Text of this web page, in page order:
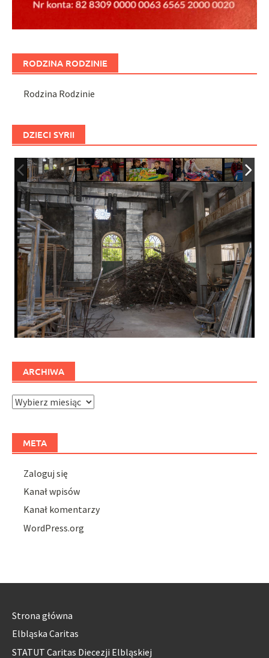
RODZINA RODZINIE
Rodzina Rodzinie
DZIECI SYRII
ARCHIWA
Archiwa
META
Zaloguj się
Kanał wpisów
Kanał komentarzy
WordPress.org
Strona główna
Elbląska Caritas
STATUT Caritas Diecezji Elbląskiej